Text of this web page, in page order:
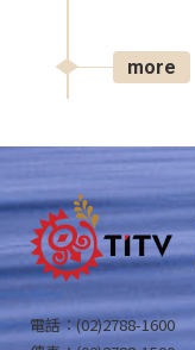
more
電話：(02)2788-1600